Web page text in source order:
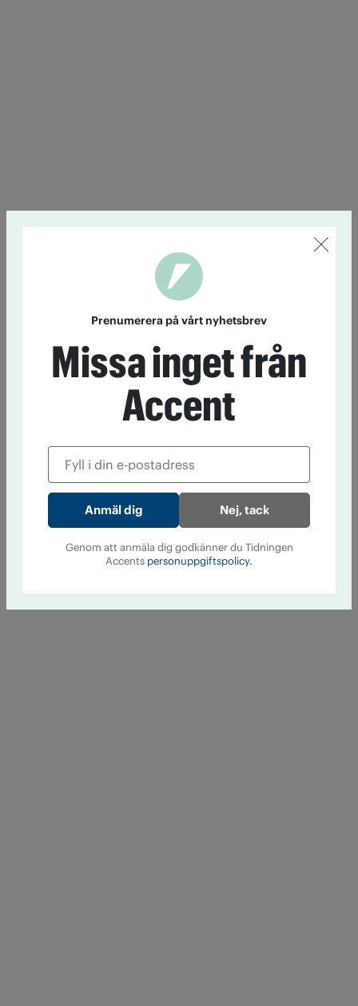
Prenumerera på vårt nyhetsbrev
Missa inget från
Accent
Nej, tack
Genom att anmäla dig godkänner du Tidningen
Accents personuppgiftspolicy.